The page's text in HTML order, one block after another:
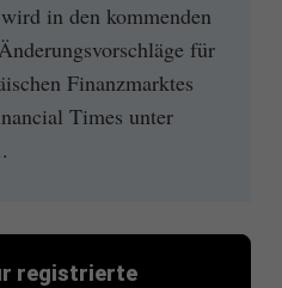
in den kommenden
für
Finanzmarktes
Times unter
registrierte